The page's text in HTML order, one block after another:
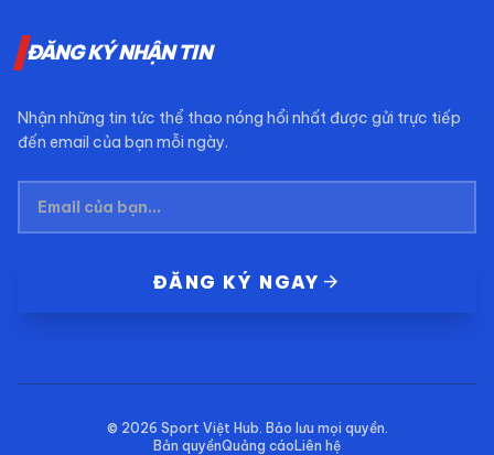
ĐĂNG KÝ NHẬN TIN
Nhận những tin tức thể thao nóng hổi nhất được gửi trực tiếp
đến email của bạn mỗi ngày.
ĐĂNG KÝ NGAY arrow_forward
© 2026 Sport Việt Hub. Bảo lưu mọi quyền.
Bản quyềnQuảng cáo Liên hệ